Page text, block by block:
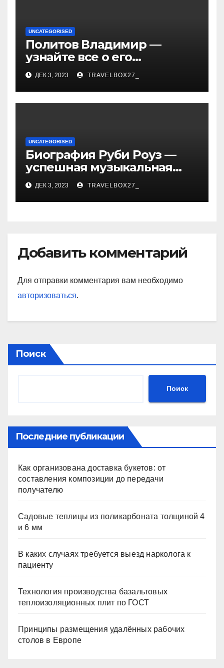
UNCATEGORISED
Политов Владимир —
узнайте все о его
биографии, возрасте и
впечатляющих
достижениях!
ДЕК 3, 2023 TRAVELBOX27_
UNCATEGORISED
Биография Руби Роуз —
успешная музыкальная
карьера, личная жизнь и
знаковые достижения
ДЕК 3, 2023 TRAVELBOX27_
Добавить комментарий
Для отправки комментария вам необходимо
авторизоваться.
Поиск
Поиск
Последние публикации
Как организована доставка букетов: от
составления композиции до передачи
получателю
Садовые теплицы из поликарбоната толщиной 4
и 6 мм
В каких случаях требуется выезд нарколога к
пациенту
Технология производства базальтовых
теплоизоляционных плит по ГОСТ
Принципы размещения удалённых рабочих
столов в Европе